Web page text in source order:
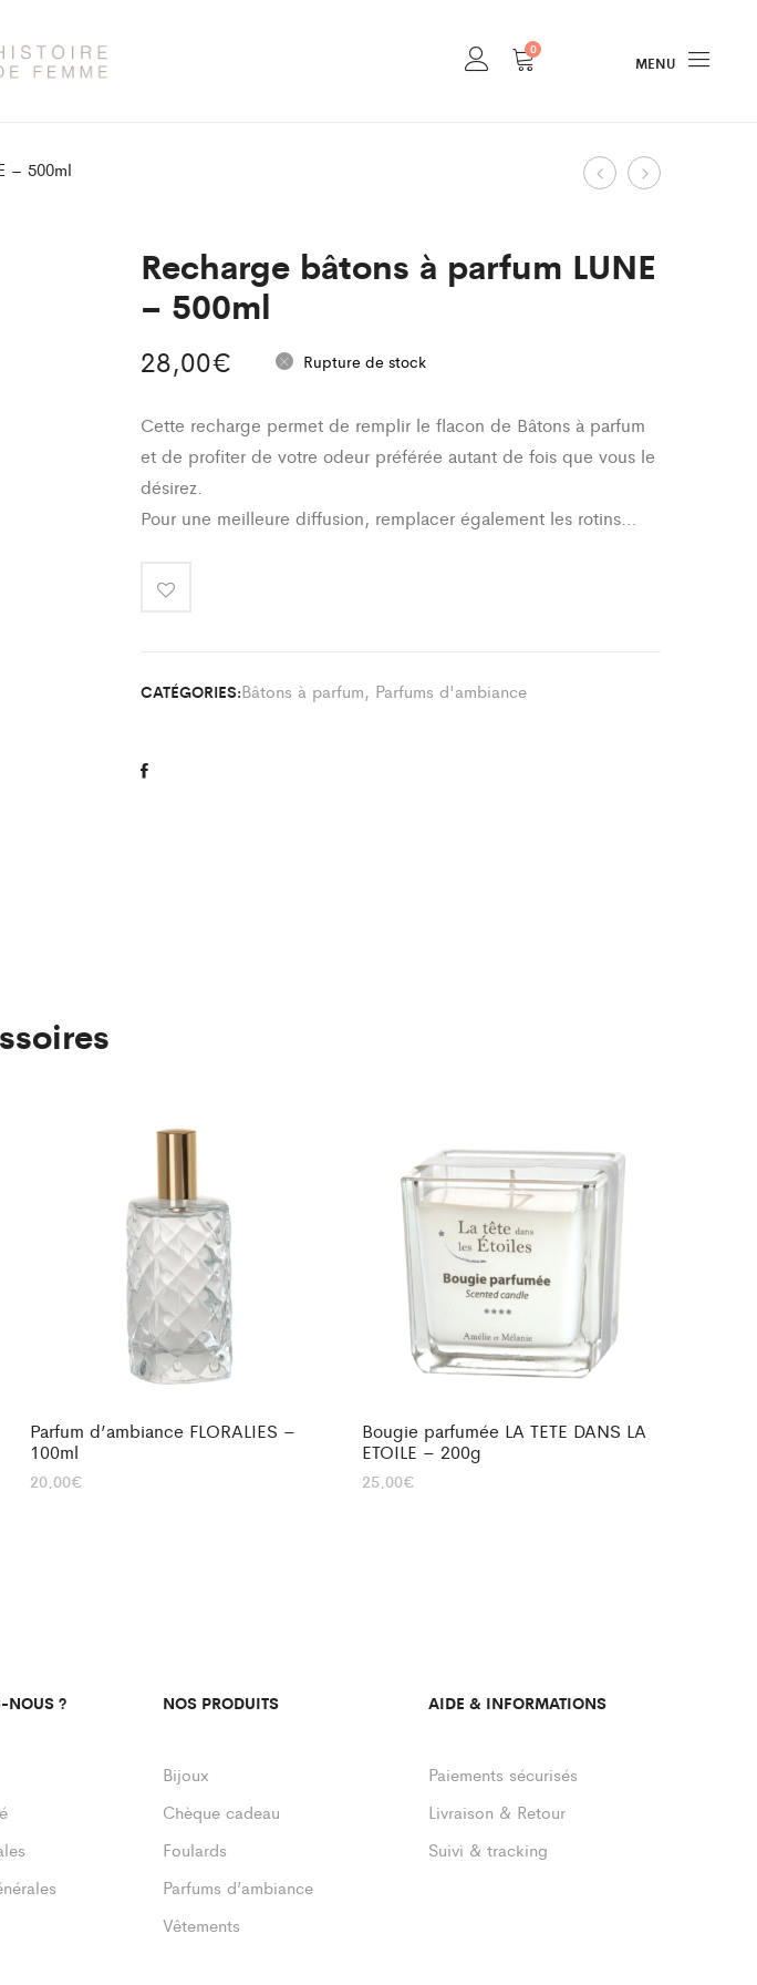
0
MENU
– 500ml
Product
Recharge
parfum
Parfum
–
Recharge bâtons à parfum LUNE
– 500ml
28,00€ Rupture de stock
Cette recharge permet de remplir le flacon de Bâtons à parfum
et de profiter de votre odeur préférée autant de fois que vous le
désirez.
Pour une meilleure diffusion, remplacer également les rotins…
CATÉGORIES:Bâtons à parfum, Parfums d'ambiance
Parfum d’ambiance FLORALIES –
100ml
20,00€
Bougie parfumée LA TETE DANS LA
ETOILE – 200g
25,00€
NOUS ? NOS PRODUITS
Bijoux
Chèque cadeau
Foulards
Parfums d’ambiance
Vêtements
AIDE & INFORMATIONS
Paiements sécurisés
Livraison & Retour
Suivi & tracking